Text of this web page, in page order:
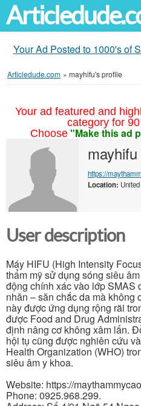
Your Ad Posted to 1000's of
Articledude.com » mayhifu's profile
Your ad featured and
category for
Choose "Make this ad
mayhifu
https://
Location:
User description
Máy HIFU (High Intensity
thẩm mỹ sử dụng sóng siêu
động chính xác vào lớp SMAS
nhăn – săn chắc da mà không
này được ứng dụng rộng rãi
được Food and Drug
định nâng cơ không xâm lấn.
hội tụ cũng được nghiên cứu
Health Organization (WHO)
siêu âm y khoa.
Website: https://
Phone: 0925.968.299.